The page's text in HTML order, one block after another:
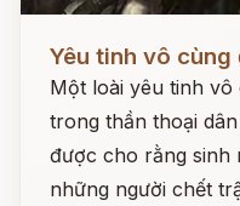
Yêu tinh vô cùng
Một loài yêu tinh
trong thần thoại
được cho rằng sinh
những người chết